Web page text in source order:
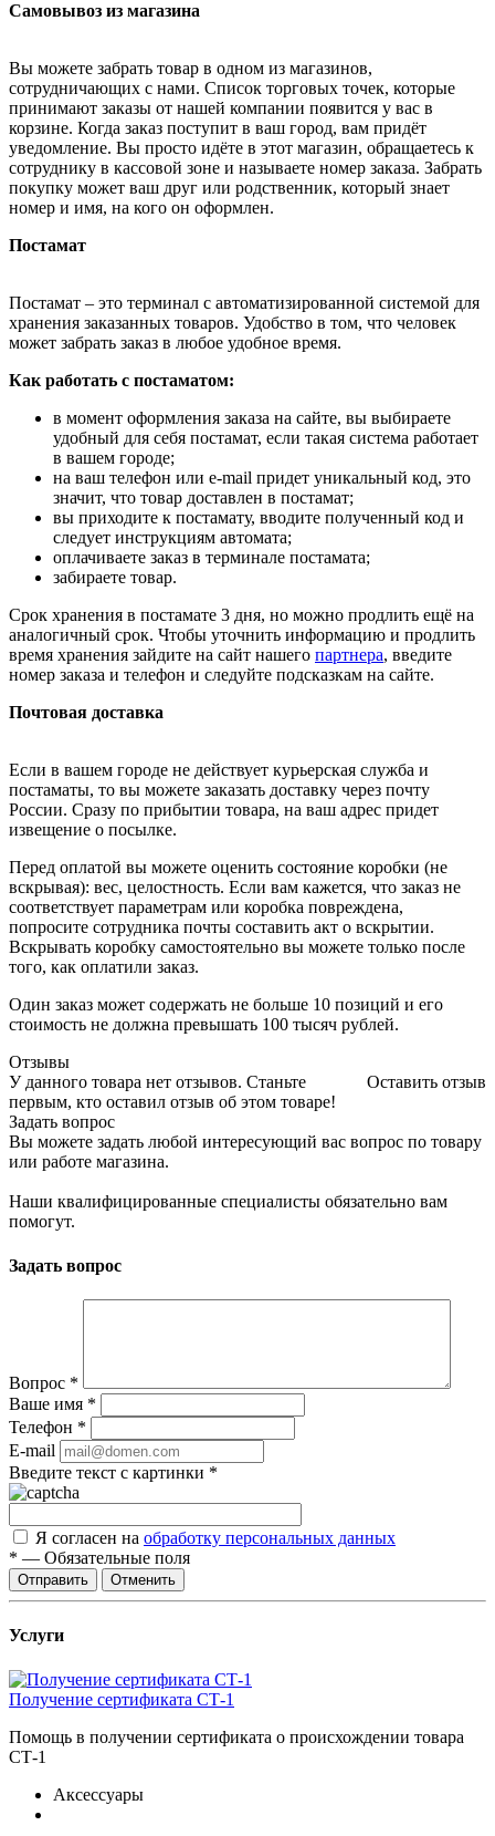
Самовывоз из магазина
Вы можете забрать товар в одном из магазинов,
сотрудничающих с нами. Список торговых точек, которые
принимают заказы от нашей компании появится у вас в
корзине. Когда заказ поступит в ваш город, вам придёт
уведомление. Вы просто идёте в этот магазин, обращаетесь к
сотруднику в кассовой зоне и называете номер заказа. Забрать
покупку может ваш друг или родственник, который знает
номер и имя, на кого он оформлен.
Постамат
Постамат – это терминал с автоматизированной системой для
хранения заказанных товаров. Удобство в том, что человек
может забрать заказ в любое удобное время.
Как работать с постаматом:
в момент оформления заказа на сайте, вы выбираете
удобный для себя постамат, если такая система работает
в вашем городе;
на ваш телефон или e-mail придет уникальный код, это
значит, что товар доставлен в постамат;
вы приходите к постамату, вводите полученный код и
следует инструкциям автомата;
оплачиваете заказ в терминале постамата;
забираете товар.
Срок хранения в постамате 3 дня, но можно продлить ещё на
аналогичный срок. Чтобы уточнить информацию и продлить
время хранения зайдите на сайт нашего партнера, введите
номер заказа и телефон и следуйте подсказкам на сайте.
Почтовая доставка
Если в вашем городе не действует курьерская служба и
постаматы, то вы можете заказать доставку через почту
России. Сразу по прибытии товара, на ваш адрес придет
извещение о посылке.
Перед оплатой вы можете оценить состояние коробки (не
вскрывая): вес, целостность. Если вам кажется, что заказ не
соответствует параметрам или коробка повреждена,
попросите сотрудника почты составить акт о вскрытии.
Вскрывать коробку самостоятельно вы можете только после
того, как оплатили заказ.
Один заказ может содержать не больше 10 позиций и его
стоимость не должна превышать 100 тысяч рублей.
Отзывы
Оставить отзыв
У данного товара нет отзывов. Станьте
первым, кто оставил отзыв об этом товаре!
Задать вопрос
Вы можете задать любой интересующий вас вопрос по товару
или работе магазина.
Наши квалифицированные специалисты обязательно вам
помогут.
Задать вопрос
Вопрос *
Ваше имя *
Телефон *
E-mail
Введите текст с картинки *
Я согласен на обработку персональных данных
* — Обязательные поля
Отправить Отменить
Услуги
Получение сертификата СТ-1
Помощь в получении сертификата о происхождении товара
СТ-1
Аксессуары